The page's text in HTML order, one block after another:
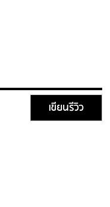
เขียนรีวิว